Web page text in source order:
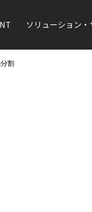
ソリューション
割